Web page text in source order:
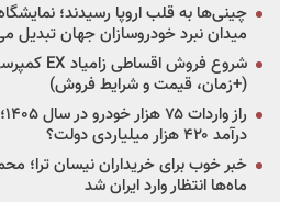
میدان نبرد خودروسازان جهان تبدیل
(+زمان، قیمت و شرایط فروش)
درآمد ۴۲۰ هزار میلیاردی دولت؟
خبر خوب برای خریداران نیسان ترا؛
ماه‌ها انتظار وارد ایران شد